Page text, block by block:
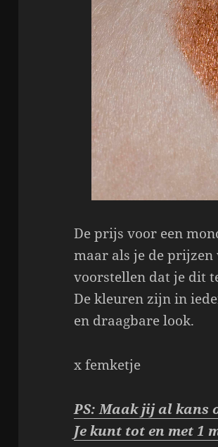
De prijs voor een
maar als je de prijzen
voorstellen dat je dit
De kleuren zijn in
en draagbare look.
x femketje
PS: Maak jij al kans
Je kunt tot en met 1